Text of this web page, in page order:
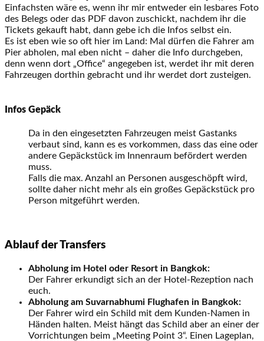
Einfachsten wäre es, wenn ihr mir entweder ein lesbares Foto
des Belegs oder das PDF davon zuschickt, nachdem ihr die
Tickets gekauft habt, dann gebe ich die Infos selbst ein.
Es ist eben wie so oft hier im Land: Mal dürfen die Fahrer am
Pier abholen, mal eben nicht – daher die Info durchgeben,
denn wenn dort „Office“ angegeben ist, werdet ihr mit deren
Fahrzeugen dorthin gebracht und ihr werdet dort zusteigen.
Infos Gepäck
Da in den eingesetzten Fahrzeugen meist Gastanks
verbaut sind, kann es es vorkommen, dass das eine oder
andere Gepäckstück im Innenraum befördert werden
muss.
Falls die max. Anzahl an Personen ausgeschöpft wird,
sollte daher nicht mehr als ein großes Gepäckstück pro
Person mitgeführt werden.
Ablauf der Transfers
Abholung im Hotel oder Resort in Bangkok:
Der Fahrer erkundigt sich an der Hotel-Rezeption nach
euch.
Abholung am Suvarnabhumi Flughafen in Bangkok:
Der Fahrer wird ein Schild mit dem Kunden-Namen in
Händen halten. Meist hängt das Schild aber an einer der
Vorrichtungen beim „Meeting Point 3“. Einen Lageplan,